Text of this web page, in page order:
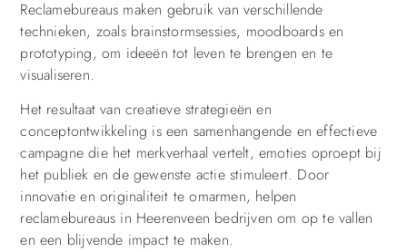
Reclamebureaus maken gebruik van verschillende
technieken, zoals brainstormsessies, moodboards en
prototyping, om ideeën tot leven te brengen en te
visualiseren.
Het resultaat van creatieve strategieën en
conceptontwikkeling is een samenhangende en effectieve
campagne die het merkverhaal vertelt, emoties oproept bij
het publiek en de gewenste actie stimuleert. Door
innovatie en originaliteit te omarmen, helpen
reclamebureaus in Heerenveen bedrijven om op te vallen
en een blijvende impact te maken.